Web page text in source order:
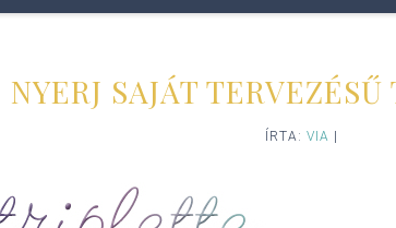
NYERJ SAJÁT
ÍRTA:VIA